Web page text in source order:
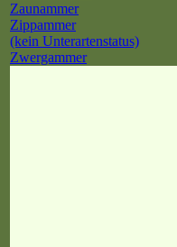
Zaunammer
Zippammer
(kein Unterartenstatus)
Zwergammer